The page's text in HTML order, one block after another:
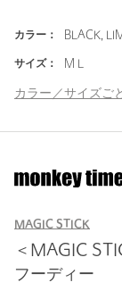
カラー： BLACK,
サイズ： M L
カラー／サイズご
MAGIC STICK
＜MAGIC
フーディー